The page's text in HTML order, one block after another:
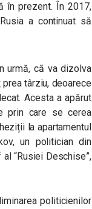
în prezent. În 2017,
a continuat să
urmă, că va dizolva
târziu, deoarece
Acesta a apărut
prin care se cerea
la apartamentul
un politician din
“Rusiei Deschise”,
politicienilor